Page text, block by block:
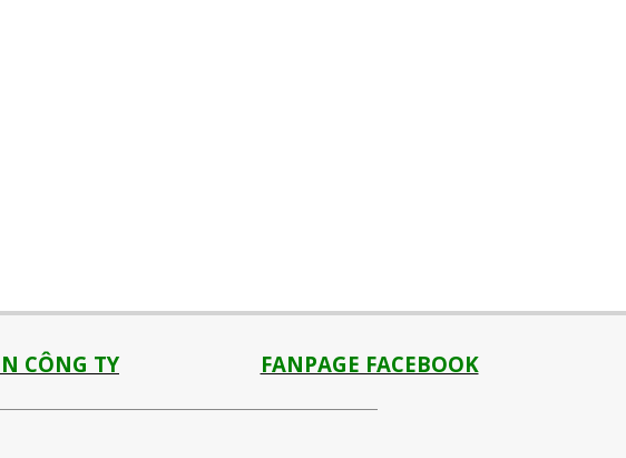
CÔNG TY FANPAGE FACEBOOK